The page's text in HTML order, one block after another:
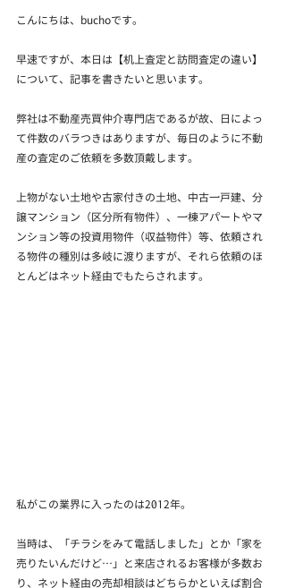
こんにちは、buchoです。
早速ですが、本日は【机上査定と訪問査定の違い】
について、記事を書きたいと思います。
弊社は不動産売買仲介専門店であるが故、日によっ
て件数のバラつきはありますが、毎日のように不動
産の査定のご依頼を多数頂戴します。
上物がない土地や古家付きの土地、中古一戸建、分
譲マンション（区分所有物件）、一棟アパートやマ
ンション等の投資用物件（収益物件）等、依頼され
る物件の種別は多岐に渡りますが、それら依頼のほ
とんどはネット経由でもたらされます。
私がこの業界に入ったのは2012年。
当時は、「チラシをみて電話しました」とか「家を
売りたいんだけど…」と来店されるお客様が多数お
り、ネット経由の売却相談はどちらかといえば割合